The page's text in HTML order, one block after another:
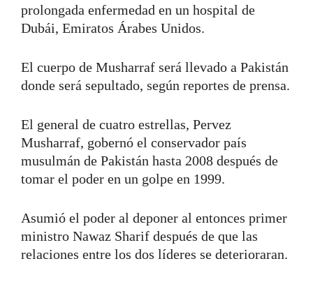
prolongada enfermedad en un hospital de
Dubái, Emiratos Árabes Unidos.
El cuerpo de Musharraf será llevado a Pakistán
donde será sepultado, según reportes de prensa.
El general de cuatro estrellas, Pervez
Musharraf, gobernó el conservador país
musulmán de Pakistán hasta 2008 después de
tomar el poder en un golpe en 1999.
Asumió el poder al deponer al entonces primer
ministro Nawaz Sharif después de que las
relaciones entre los dos líderes se deterioraran.